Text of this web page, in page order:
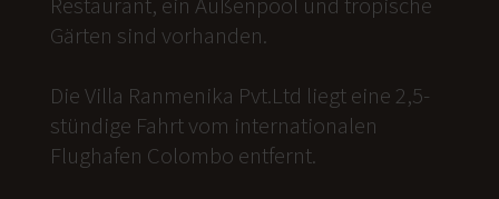
Gärten sind vorhanden.
Die Villa Ranmenika Pvt.Ltd liegt eine 2,5-
stündige Fahrt vom internationalen
Flughafen Colombo entfernt.